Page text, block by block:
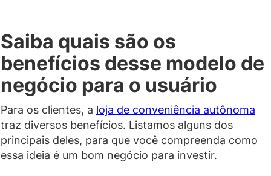
Saiba quais são os
benefícios desse modelo de
negócio para o usuário
Para os clientes, a loja de conveniência autônoma
traz diversos benefícios. Listamos alguns dos
principais deles, para que você compreenda como
essa ideia é um bom negócio para investir.